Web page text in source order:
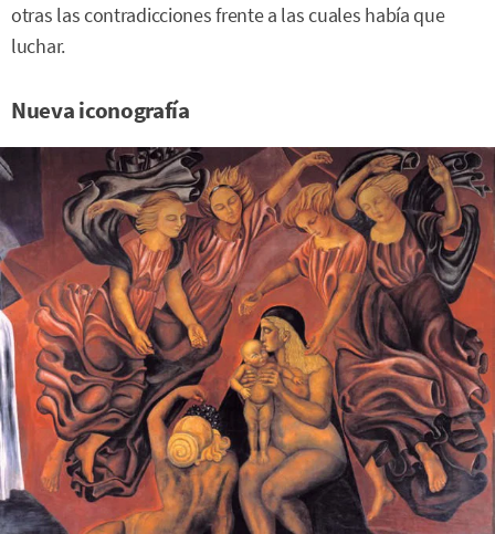
otras las contradicciones frente a las cuales había que
luchar.
Nueva iconografía